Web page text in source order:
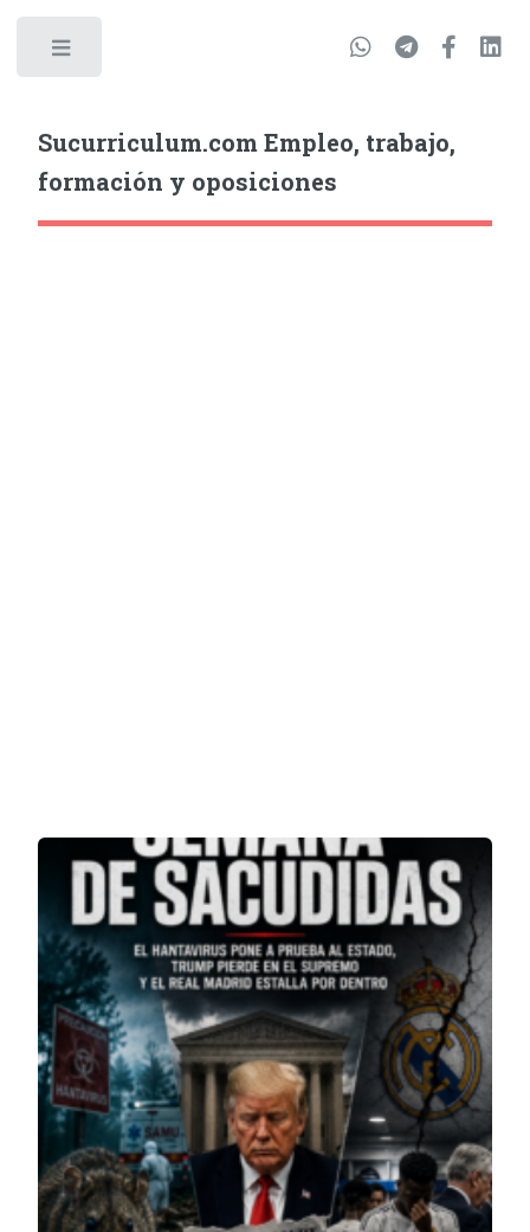
Sucurriculum.com Empleo, trabajo,
formación y oposiciones